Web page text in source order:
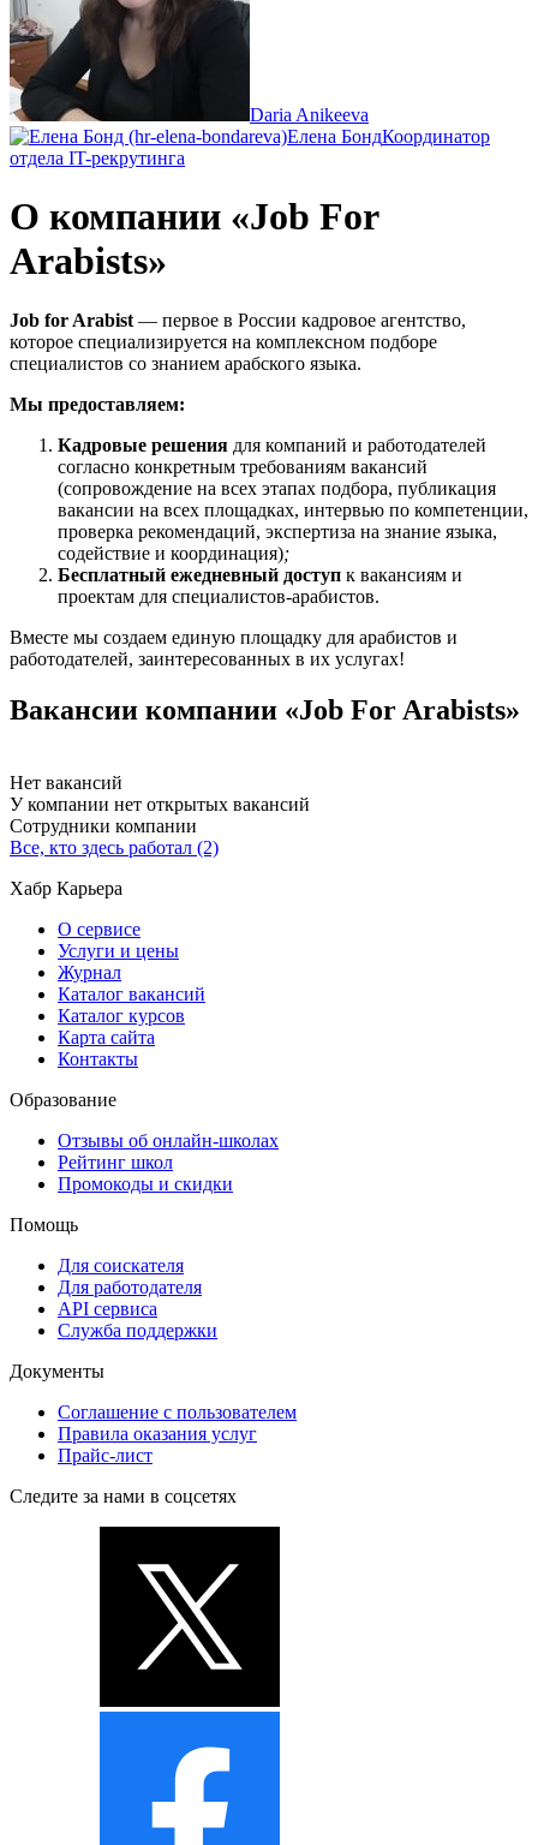
Daria Anikeeva
Елена БондКоординатор
отдела IT-рекрутинга
О компании «Job For
Arabists»
Job for Arabist — первое в России кадровое агентство,
которое специализируется на комплексном подборе
специалистов со знанием арабского языка.
Мы предоставляем:
Кадровые решения для компаний и работодателей
согласно конкретным требованиям вакансий
(сопровождение на всех этапах подбора, публикация
вакансии на всех площадках, интервью по компетенции,
проверка рекомендаций, экспертиза на знание языка,
содействие и координация);
Бесплатный ежедневный доступ к вакансиям и
проектам для специалистов-арабистов.
Вместе мы создаем единую площадку для арабистов и
работодателей, заинтересованных в их услугах!
Вакансии компании «Job For Arabists»
Нет вакансий
У компании нет открытых вакансий
Сотрудники компании
Все, кто здесь работал (2)
Хабр Карьера
О сервисе
Услуги и цены
Журнал
Каталог вакансий
Каталог курсов
Карта сайта
Контакты
Образование
Отзывы об онлайн-школах
Рейтинг школ
Промокоды и скидки
Помощь
Для соискателя
Для работодателя
API сервиса
Служба поддержки
Документы
Соглашение с пользователем
Правила оказания услуг
Прайс-лист
Следите за нами в соцсетях